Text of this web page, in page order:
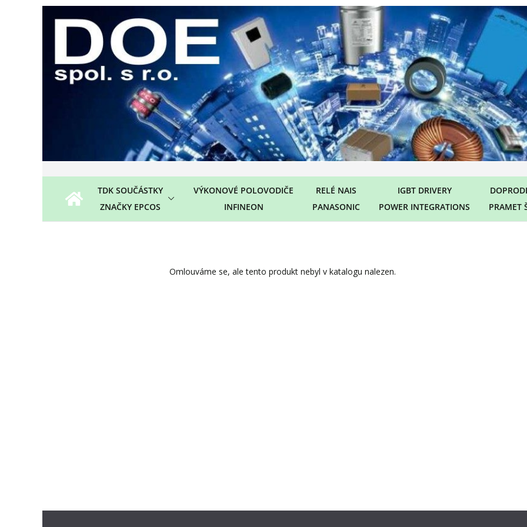
TDK SOUČÁSTKY
ZNAČKY EPCOS
VÝKONOVÉ POLOVODIČE
INFINEON
RELÉ NAIS
PANASONIC
IGBT DRIVERY
POWER INTEGRATIONS
PRAMET
Omlouváme se, ale tento produkt nebyl v katalogu nalezen.